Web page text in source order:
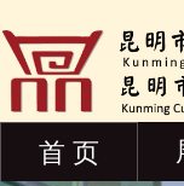
首 页